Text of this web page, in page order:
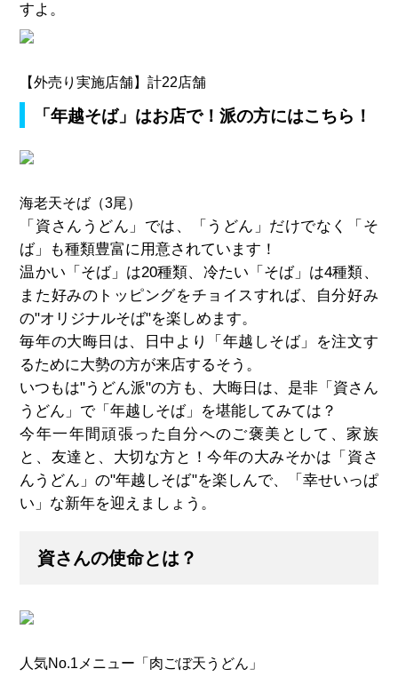
すよ。
【外売り実施店舗】計22店舗
「年越そば」はお店で！派の方にはこちら！
海老天そば（3尾）
「資さんうどん」では、「うどん」だけでなく「そ
ば」も種類豊富に用意されています！
温かい「そば」は20種類、冷たい「そば」は4種類、
また好みのトッピングをチョイスすれば、自分好み
の"オリジナルそば"を楽しめます。
毎年の大晦日は、日中より「年越しそば」を注文す
るために大勢の方が来店するそう。
いつもは"うどん派"の方も、大晦日は、是非「資さん
うどん」で「年越しそば」を堪能してみては？
今年一年間頑張った自分へのご褒美として、家族
と、友達と、大切な方と！今年の大みそかは「資さ
んうどん」の"年越しそば"を楽しんで、「幸せいっぱ
い」な新年を迎えましょう。
資さんの使命とは？
人気No.1メニュー「肉ごぼ天うどん」